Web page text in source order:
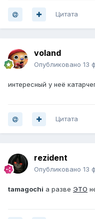
Цитата
voland
Опубликовано 13
интересный у неё
Цитата
rezident
Опубликовано 13
tamagochi а разве ЭТО